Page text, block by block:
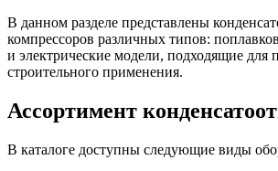
В данном разделе представлены
компрессоров различных типов:
и электрические модели, подходящие
строительного применения.
Ассортимент
В каталоге доступны следующие виды